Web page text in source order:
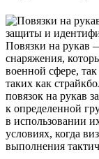
Повязки на рукав
снаряжения,
военной сфере,
таких как
повязок на рукав
к определенной
в использовании
условиях, когда
выполнения